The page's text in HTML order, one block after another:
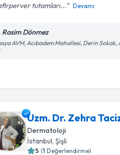
tutamları...
Devamı
Rasim Dönmez
AVM, Acıbadem Mahallesi, Derin Sokak,
Uzm. Dr. Zehra
Dermatoloji
İstanbul, Şişli
5 (1 Değerlendirme)